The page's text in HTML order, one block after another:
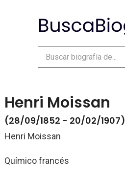
Henri Moissan
(28/09/1852 - 20/02/1907)
Henri Moissan
Químico francés